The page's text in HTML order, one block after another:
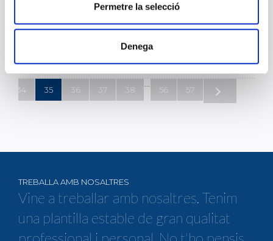
Permetre la selecció
Denega
13 DE SETEMBRE 2021
Més de 17.000 persones moren cada any a causa d’aquesta
patologia. Es tracta d’una disfunció de la resposta de l’hoste a la
infecció causada per un microorganisme. La ràpida resposta
clínica i el tractament antibiòtic precoç són fonamentals per reduir
34 35 36 37 38 56 57
TREBALLA AMB NOSALTRES
Vine a treballar amb nosaltres. Tenim
una plantilla estable de gran qualitat